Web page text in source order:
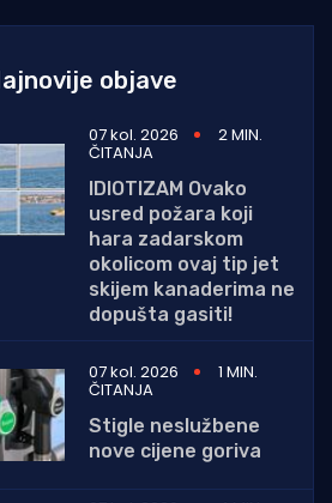
objave
07 kol. 2026 2 MIN.
ČITANJA
IDIOTIZAM Ovako
usred požara koji
hara zadarskom
okolicom ovaj tip jet
skijem kanaderima ne
dopušta gasiti!
07 kol. 2026 1 MIN.
ČITANJA
Stigle neslužbene
nove cijene goriva